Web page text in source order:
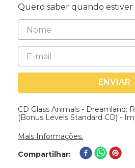
Quero saber quando estiver
ENVIAR
CD Glass Animals - Dreamland:
(Bonus Levels Standard CD) -
Mais Informações.
Compartilhar